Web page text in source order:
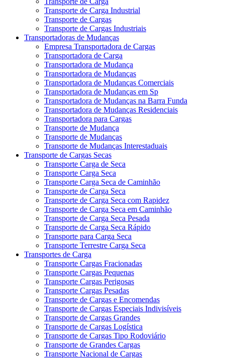
Transporte de Carga Industrial
Transporte de Cargas
Transporte de Cargas Industriais
Transportadoras de Mudanças
Empresa Transportadora de Cargas
Transportadora de Carga
Transportadora de Mudança
Transportadora de Mudanças
Transportadora de Mudanças Comerciais
Transportadora de Mudanças em Sp
Transportadora de Mudanças na Barra Funda
Transportadora de Mudanças Residenciais
Transportadora para Cargas
Transporte de Mudança
Transporte de Mudanças
Transporte de Mudanças Interestaduais
Transporte de Cargas Secas
Transporte Carga de Seca
Transporte Carga Seca
Transporte Carga Seca de Caminhão
Transporte de Carga Seca
Transporte de Carga Seca com Rapidez
Transporte de Carga Seca em Caminhão
Transporte de Carga Seca Pesada
Transporte de Carga Seca Rápido
Transporte para Carga Seca
Transporte Terrestre Carga Seca
Transportes de Carga
Transporte Cargas Fracionadas
Transporte Cargas Pequenas
Transporte Cargas Perigosas
Transporte Cargas Pesadas
Transporte de Cargas e Encomendas
Transporte de Cargas Especiais Indivisíveis
Transporte de Cargas Grandes
Transporte de Cargas Logística
Transporte de Cargas Tipo Rodoviário
Transporte de Grandes Cargas
Transporte Nacional de Cargas